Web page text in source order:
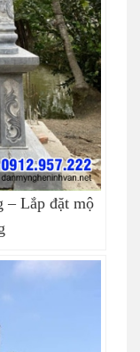
– Lắp đặt mộ